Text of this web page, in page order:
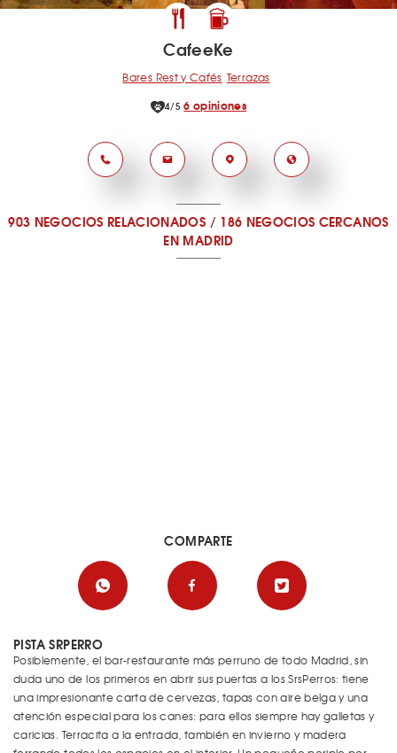
CafeeKe
Bares Rest y Cafés Terrazas
4/5 6 opiniones
903 NEGOCIOS RELACIONADOS / 186 NEGOCIOS CERCANOS
EN MADRID
PISTA SRPERRO
Posiblemente, el bar-restaurante más perruno de todo Madrid, sin
duda uno de los primeros en abrir sus puertas a los SrsPerros: tiene
una impresionante carta de cervezas, tapas con aire belga y una
atención especial para los canes: para ellos siempre hay galletas y
caricias. Terracita a la entrada, también en invierno y madera
COMPARTE